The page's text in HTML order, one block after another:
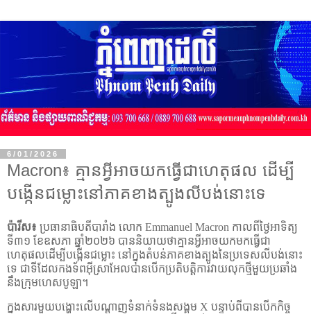
6/01/2026
Macron៖ គ្មានអ្វីអាចយកធ្វើជាហេតុផល ដើម្បី
បង្កើនជម្លោះនៅភាគខាងត្បូងលីបង់នោះទេ
ប៉ារីស៖ ប្រធានាធិបតីបារាំង លោក Emmanuel Macron កាលពីថ្ងៃអាទិត្យ
ទី៣១ ខែឧសភា ឆ្នាំ២០២៦ បាននិយាយថាគ្មានអ្វីអាចយកមកធ្វើជា
ហេតុផលដើម្បីបង្កើនជម្លោះ នៅក្នុងតំបន់ភាគខាងត្បូងនៃប្រទេសលីបង់នោះ
ទេ ជាទីដែលកងទ័ពអ៊ីស្រាអែលបានបើកប្រតិបត្តិការវាយលុកថ្មីមួយប្រឆាំង
នឹងក្រុមហេសបូឡា។
ក្នុងសារមួយបង្ហោះលើបណ្ដាញទំនាក់ទំនងសង្គម X បន្ទាប់ពីបានបើកកិច្ច